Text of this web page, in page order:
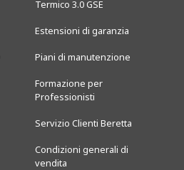
Termico 3.0 GSE
Estensioni di garanzia
Piani di manutenzione
Formazione per
Professionisti
Servizio Clienti Beretta
Condizioni generali di
vendita